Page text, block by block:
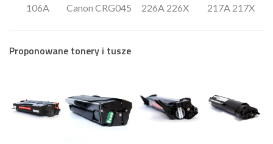
106A
Canon CRG045
226A 226X
217A 217X
Proponowane tonery i tusze